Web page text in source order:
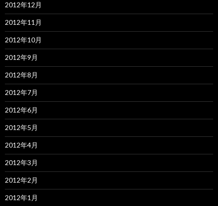
2012年12月
2012年11月
2012年10月
2012年9月
2012年8月
2012年7月
2012年6月
2012年5月
2012年4月
2012年3月
2012年2月
2012年1月